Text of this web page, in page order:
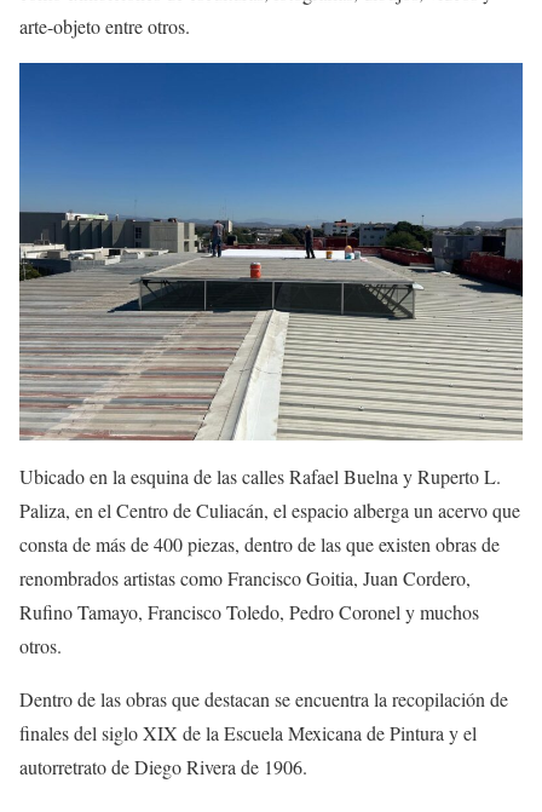
arte-objeto entre otros.
Ubicado en la esquina de las calles Rafael Buelna y Ruperto L.
Paliza, en el Centro de Culiacán, el espacio alberga un acervo que
consta de más de 400 piezas, dentro de las que existen obras de
renombrados artistas como Francisco Goitia, Juan Cordero,
Rufino Tamayo, Francisco Toledo, Pedro Coronel y muchos
otros.
Dentro de las obras que destacan se encuentra la recopilación de
finales del siglo XIX de la Escuela Mexicana de Pintura y el
autorretrato de Diego Rivera de 1906.